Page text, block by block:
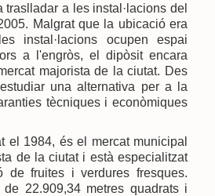
a les instal·lacions del
Malgrat que la ubicació era
instal·lacions ocupen espai
a l'engròs, el dipòsit encara
majorista de la ciutat. Des
una alternativa per a la
tècniques i econòmiques
el 1984, és el mercat municipal
de la ciutat i està especialitzat
de fruites i verdures fresques.
22.909,34 metres quadrats i